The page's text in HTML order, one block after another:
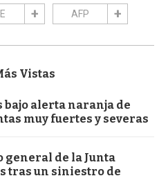
AFP
Vistas
bajo alerta naranja de
muy fuertes y severas
de la Junta
tras un siniestro de